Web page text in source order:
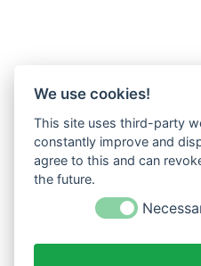
We use cookies!
This site uses third-party
constantly improve and
agree to this and can
the future.